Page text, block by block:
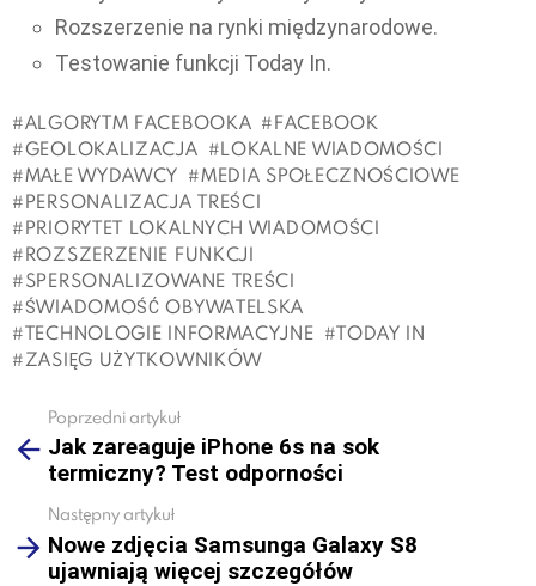
Rozszerzenie na rynki międzynarodowe.
Testowanie funkcji Today In.
ALGORYTM FACEBOOKA
FACEBOOK
GEOLOKALIZACJA
LOKALNE WIADOMOŚCI
MAŁE WYDAWCY
MEDIA SPOŁECZNOŚCIOWE
PERSONALIZACJA TREŚCI
PRIORYTET LOKALNYCH WIADOMOŚCI
ROZSZERZENIE FUNKCJI
SPERSONALIZOWANE TREŚCI
ŚWIADOMOŚĆ OBYWATELSKA
TECHNOLOGIE INFORMACYJNE
TODAY IN
ZASIĘG UŻYTKOWNIKÓW
more
Poprzedni artykuł
Jak zareaguje iPhone 6s na sok
termiczny? Test odporności
Następny artykuł
Nowe zdjęcia Samsunga Galaxy S8
ujawniają więcej szczegółów